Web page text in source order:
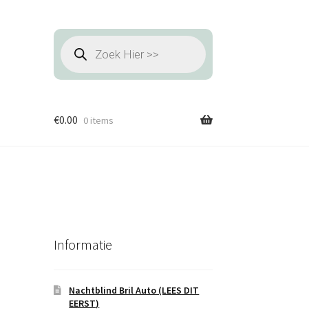
Producten
zoeken
€0.00 0 items
Informatie
Nachtblind Bril Auto (LEES DIT
EERST)